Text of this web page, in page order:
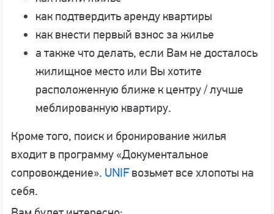
как подтвердить аренду квартиры
как внести первый взнос за жилье
а также что делать, если Вам не досталось
жилищное место или Вы хотите
расположенную ближе к центру / лучше
меблированную квартиру.
Кроме того, поиск и бронирование жилья
входит в программу «Документальное
сопровождение». UNIFвозьмет все хлопоты на
себя.